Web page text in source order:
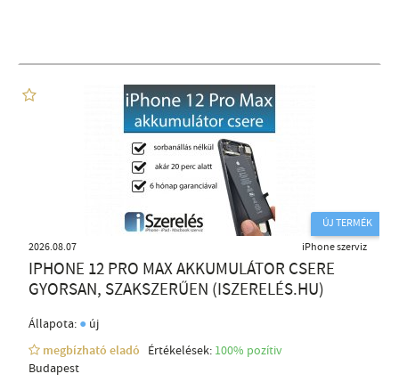
ÚJ TERMÉK
2026.08.07
iPhone szerviz
IPHONE 12 PRO MAX AKKUMULÁTOR CSERE
GYORSAN, SZAKSZERŰEN (ISZERELÉS.HU)
Állapota: ● új
megbízható eladó
Értékelések: 100% pozítiv
Budapest